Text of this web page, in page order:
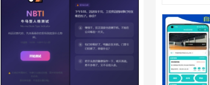
PHP开发的H5短视频发布分享系统源码/
美女短视频系统/支持点赞/收藏/评论开
源版